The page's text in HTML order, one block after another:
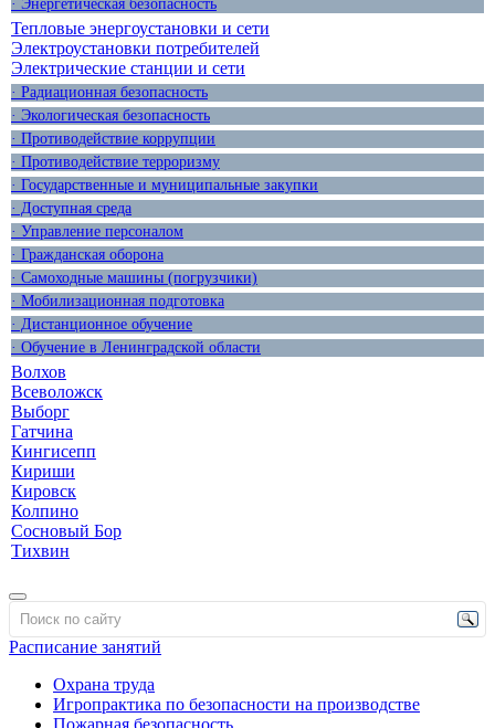
· Энергетическая безопасность
Тепловые энергоустановки и сети
Электроустановки потребителей
Электрические станции и сети
· Радиационная безопасность
· Экологическая безопасность
· Противодействие коррупции
· Противодействие терроризму
· Государственные и муниципальные закупки
· Доступная среда
· Управление персоналом
· Гражданская оборона
· Самоходные машины (погрузчики)
· Мобилизационная подготовка
· Дистанционное обучение
· Обучение в Ленинградской области
Волхов
Всеволожск
Выборг
Гатчина
Кингисепп
Кириши
Кировск
Колпино
Сосновый Бор
Тихвин
Расписание занятий
Охрана труда
Игропрактика по безопасности на производстве
Пожарная безопасность